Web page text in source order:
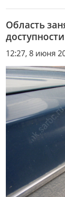
Область
12:27, 8 июня